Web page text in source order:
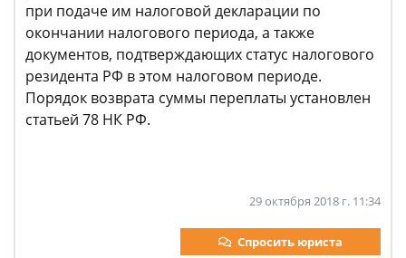
при подаче им налоговой декларации по
окончании налогового периода, а также
документов, подтверждающих статус налогового
резидента РФ в этом налоговом периоде.
Порядок возврата суммы переплаты установлен
статьей 78 НК РФ.
29 октября 2018 г. 11:34
Спросить юриста